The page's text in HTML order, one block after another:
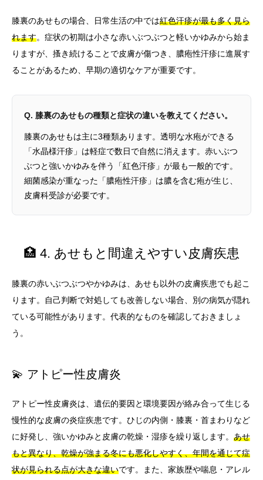
膝裏のあせもの場合、日常生活の中では紅色汗疹が最も多く見ら
れます。症状の初期は小さな赤いぶつぶつと軽いかゆみから始ま
りますが、搔き続けることで皮膚が傷つき、膿疱性汗疹に進展す
ることがあるため、早期の適切なケアが重要です。
Q. 膝裏のあせもの種類と症状の違いを教えてください。
膝裏のあせもは主に3種類あります。透明な水疱ができる
「水晶様汗疹」は軽症で数日で自然に消えます。赤いぶつ
ぶつと強いかゆみを伴う「紅色汗疹」が最も一般的です。
細菌感染が重なった「膿疱性汗疹」は膿を含む疱が生じ、
皮膚科受診が必要です。
🏥 4. あせもと間違えやすい皮膚疾患
膝裏の赤いぶつぶつやかゆみは、あせも以外の皮膚疾患でも起こ
ります。自己判断で対処しても改善しない場合、別の病気が隠れ
ている可能性があります。代表的なものを確認しておきましょ
う。
💫 アトピー性皮膚炎
アトピー性皮膚炎は、遺伝的要因と環境要因が絡み合って生じる
慢性的な皮膚の炎症疾患です。ひじの内側・膝裏・首まわりなど
に好発し、強いかゆみと皮膚の乾燥・湿疹を繰り返します。 あせ
もと異なり、乾燥が強まる冬にも悪化しやすく、年間を通じて症
状が見られる点が大きな違いです。また、家族歴や喘息・アレル